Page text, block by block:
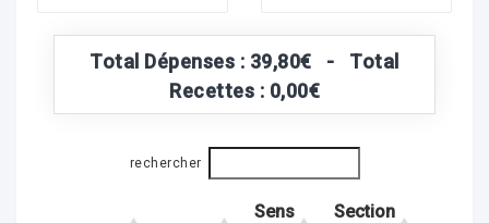
Total Dépenses : 39,80€ - Total
Recettes : 0,00€
rechercher
Sens
Section